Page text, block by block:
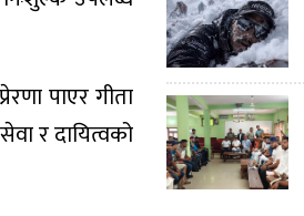
पाएर गीता
र दायित्वको